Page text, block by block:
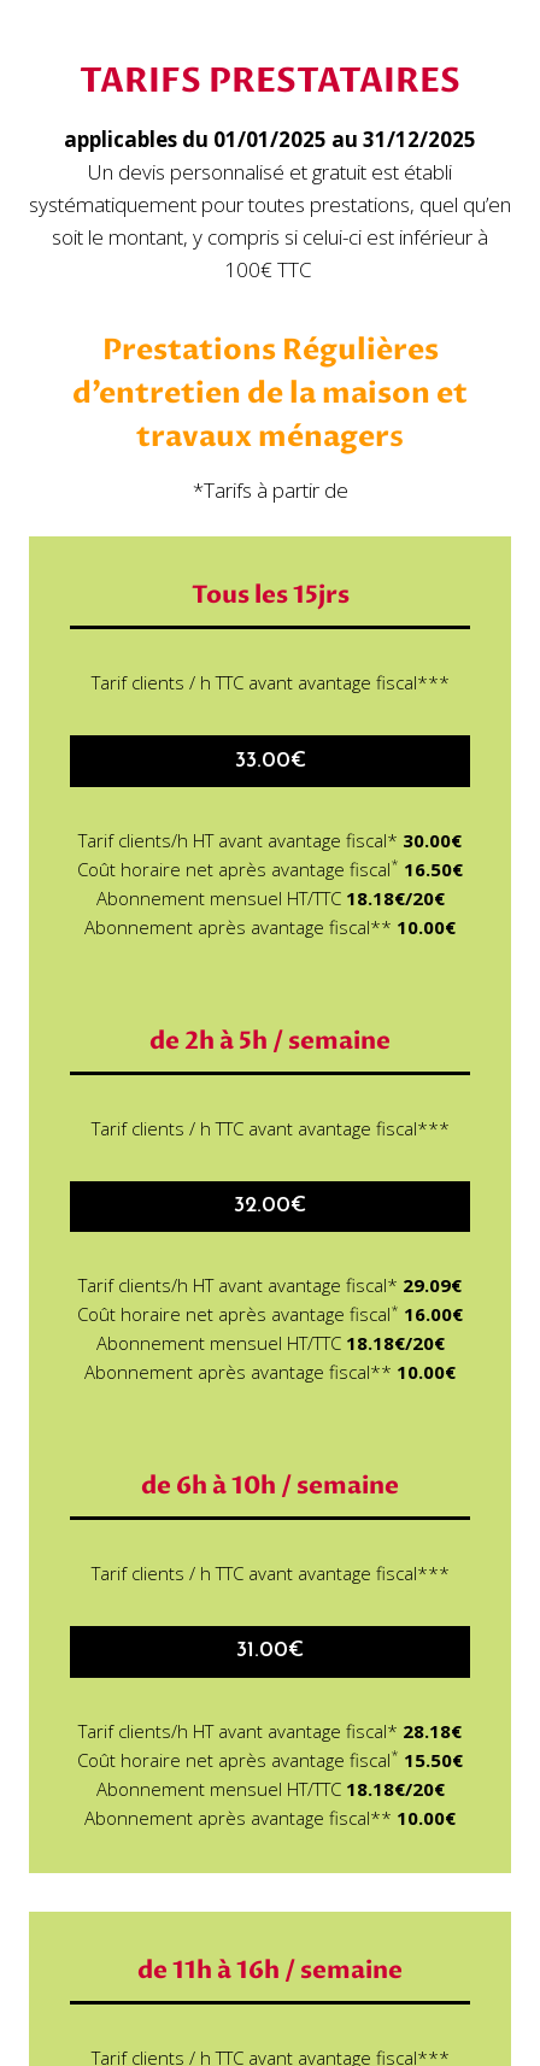
TARIFS PRESTATAIRES
applicables du 01/01/2025 au 31/12/2025
Un devis personnalisé et gratuit est établi
systématiquement pour toutes prestations, quel qu’en
soit le montant, y compris si celui-ci est inférieur à
100€ TTC
Prestations Régulières
d’entretien de la maison et
travaux ménagers
*Tarifs à partir de
Tous les 15jrs
Tarif clients / h TTC avant avantage fiscal***
33.00€
Tarif clients/h HT avant avantage fiscal* 30.00€
Coût horaire net après avantage fiscal* 16.50€
Abonnement mensuel HT/TTC 18.18€/20€
Abonnement après avantage fiscal** 10.00€
de 2h à 5h / semaine
Tarif clients / h TTC avant avantage fiscal***
32.00€
Tarif clients/h HT avant avantage fiscal* 29.09€
Coût horaire net après avantage fiscal* 16.00€
Abonnement mensuel HT/TTC 18.18€/20€
Abonnement après avantage fiscal** 10.00€
de 6h à 10h / semaine
Tarif clients / h TTC avant avantage fiscal***
31.00€
Tarif clients/h HT avant avantage fiscal* 28.18€
Coût horaire net après avantage fiscal* 15.50€
Abonnement mensuel HT/TTC 18.18€/20€
Abonnement après avantage fiscal** 10.00€
de 11h à 16h / semaine
Tarif clients / h TTC avant avantage fiscal***